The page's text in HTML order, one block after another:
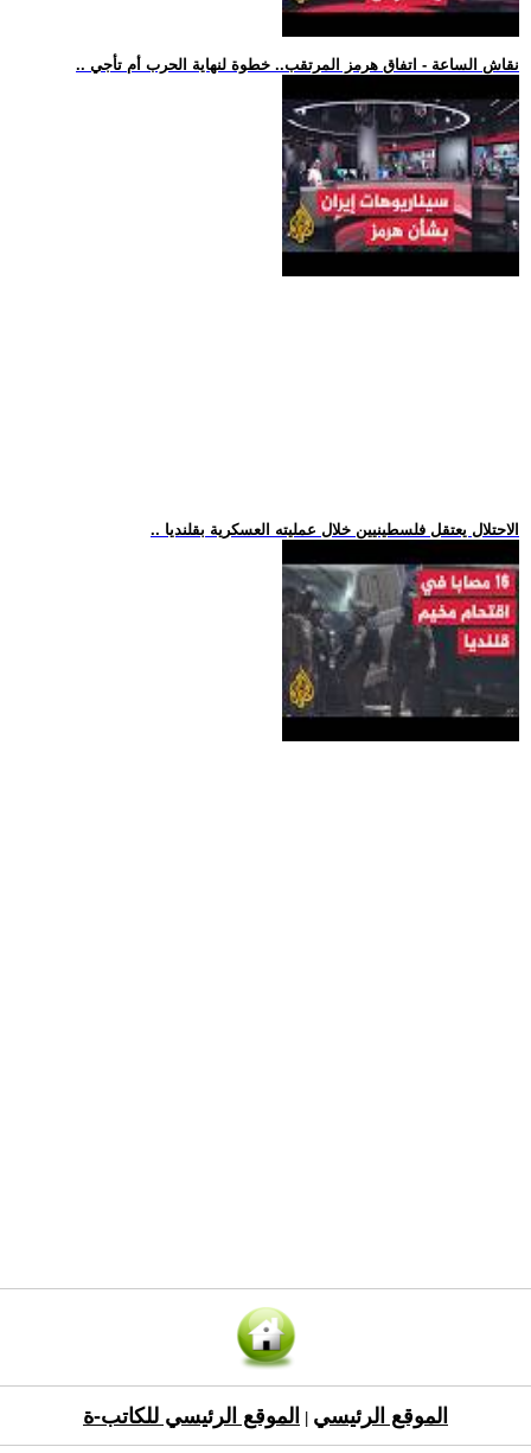
.. نقاش الساعة - اتفاق هرمز المرتقب.. خطوة لنهاية الحرب أم تأجي
.. الاحتلال يعتقل فلسطينيين خلال عمليته العسكرية بقلنديا
الموقع الرئيسي الموقع الرئيسي للكاتب-ة